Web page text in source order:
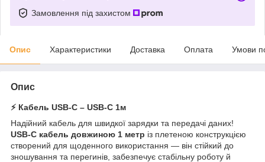
Замовлення під захистом
Опис Характеристики Доставка Оплата Умови
Опис
⚡ Кабель USB-C – USB-C 1м
Надійний кабель для швидкої зарядки та передачі даних!
USB-C кабель довжиною 1 метр із плетеною конструкцією
створений для щоденного використання — він стійкий до
зношування та перегинів, забезпечує стабільну роботу й